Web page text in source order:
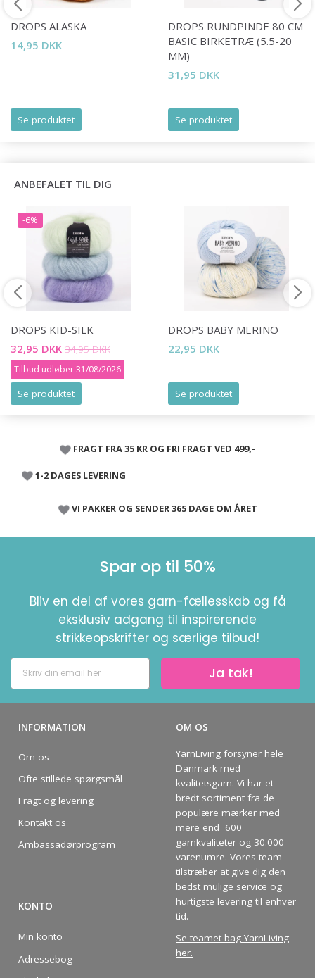
DROPS ALASKA
14,95 DKK
Se produktet
DROPS RUNDPINDE 80 CM
BASIC BIRKETRÆ (5.5-20
MM)
31,95 DKK
Se produktet
ANBEFALET TIL DIG
-6%
DROPS KID-SILK
32,95 DKK 34,95 DKK
Tilbud udløber 31/08/2026
Se produktet
DROPS BABY MERINO
22,95 DKK
Se produktet
FRAGT FRA 35 KR OG FRI FRAGT VED 499,-
1-2 DAGES LEVERING
VI PAKKER OG SENDER 365 DAGE OM ÅRET
Spar op til 50%
Bliv en del af vores garn-fællesskab og få
eksklusiv adgang til inspirerende
strikkeopskrifter og særlige tilbud!
Ja tak!
INFORMATION
Om os
Ofte stillede spørgsmål
Fragt og levering
Kontakt os
Ambassadørprogram
KONTO
Min konto
Adressebog
OM OS
YarnLiving forsyner hele
Danmark med
kvalitetsgarn. Vi har et
bredt sortiment fra de
populære mærker med
mere end 600
garnkvaliteter og 30.000
varenumre. Vores team
tilstræber at give dig den
bedst mulige service og
hurtigste levering til enhver
tid.
Se teamet bag YarnLiving
her.
Spar op til 50%
Bliv en del af vores garn-fællesskab
og få eksklusiv adgang til inspirerende
strikkeopskrifter og særlige tilbud!